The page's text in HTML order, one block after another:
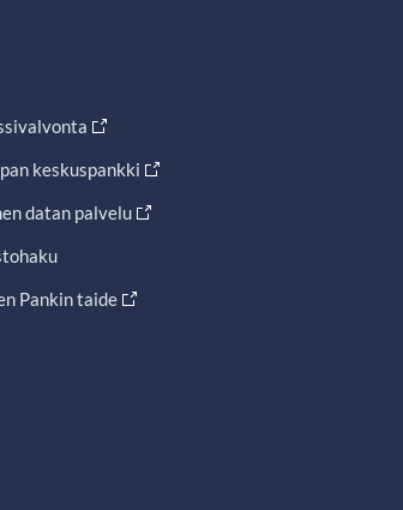
keskuspankki
datan palvelu
Pankin taide